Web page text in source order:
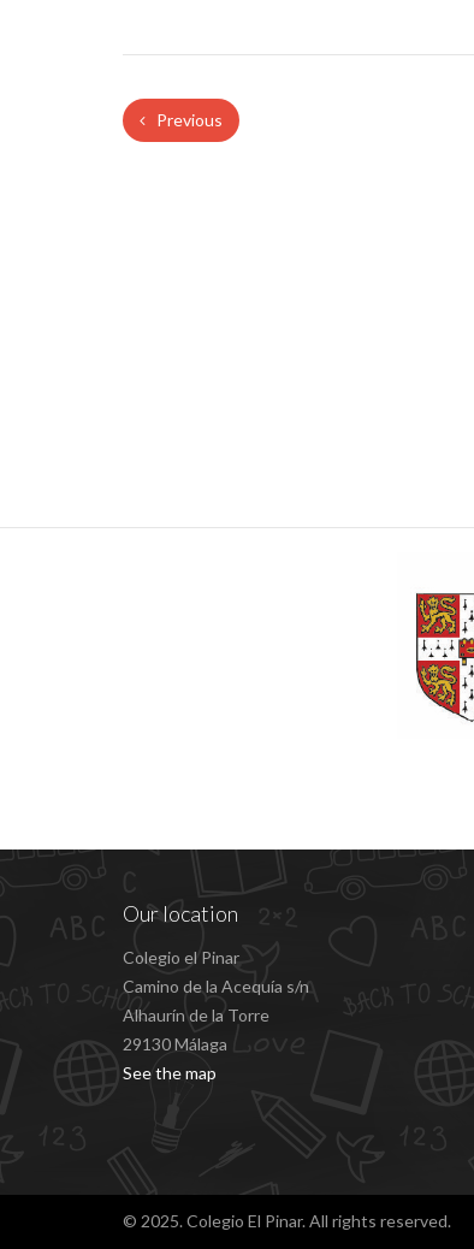
Previous
Our location
Colegio el Pinar
Camino de la Acequía s/n
Alhaurín de la Torre
29130 Málaga
See the map
© 2025. Colegio El Pinar. All rights reserved.